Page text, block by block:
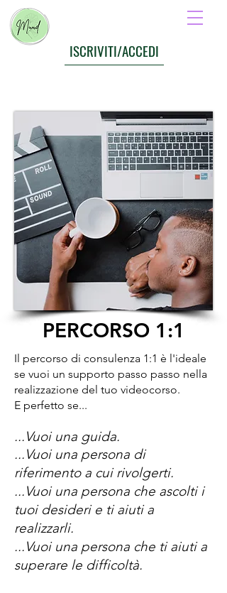
ISCRIVITI/ACCEDI
PERCORSO 1:1
Il percorso di consulenza 1:1 è l'ideale
se vuoi un supporto passo passo nella
realizzazione del tuo videocorso.
E perfetto se...
...Vuoi una guida.
...Vuoi una persona di
riferimento a cui rivolgerti.
...Vuoi una persona che ascolti i
tuoi desideri e ti aiuti a
realizzarli.
...Vuoi una persona che ti aiuti a
superare le difficoltà.